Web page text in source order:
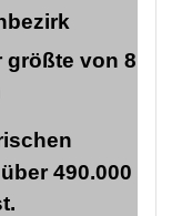
größte von 8
490.000